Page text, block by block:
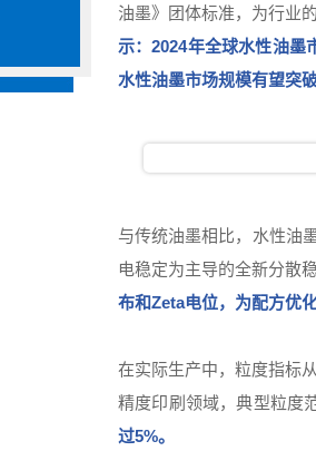
油墨》团体标准，为行业
示：2024年全球水性油墨
水性油墨市场规模有望突
与传统油墨相比，水性油
电稳定为主导的全新分散
布和Zeta电位，为配方优
在实际生产中，粒度指标
精度印刷领域，典型粒度
过5%。